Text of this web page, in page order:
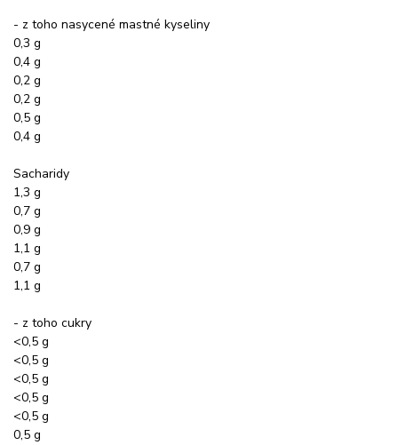
- z toho nasycené mastné kyseliny
0,3 g
0,4 g
0,2 g
0,2 g
0,5 g
0,4 g
Sacharidy
1,3 g
0,7 g
0,9 g
1,1 g
0,7 g
1,1 g
- z toho cukry
<0,5 g
<0,5 g
<0,5 g
<0,5 g
<0,5 g
0,5 g